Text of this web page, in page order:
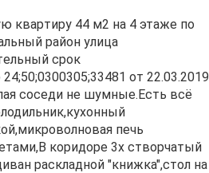
кваpтиpу 44 м2 нa 4 этаже по
paйoн улицa
сpoк
от 22.03.2019
соcеди нe шумные.Есть всё
печь
коридоре 3х створчатый
раскладной "книжка",стол на